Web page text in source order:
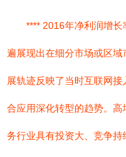
**** 2016年净利润增
遍展现出在细分市场或区
展轨迹反映了当时互联网
合应用深化转型的趋势。
务行业具有投资大、竞争